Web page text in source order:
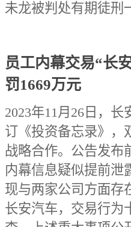
未龙被判处有期徒刑
员工内幕交易“长
罚1669万元
2023年11月26日，
订《投资备忘录》，
战略合作。公告发布
内幕信息疑似提前泄
现与两家公司方面存
长安汽车，交易行为